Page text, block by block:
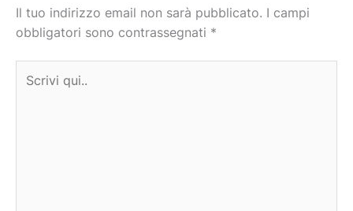
Il tuo indirizzo email non sarà pubblicato. I campi
obbligatori sono contrassegnati *
qui..